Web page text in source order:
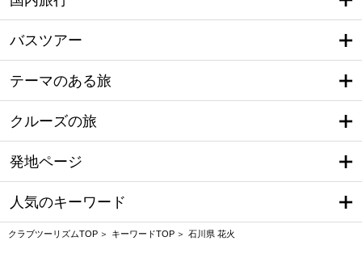
バスツアー
テーマのある旅
クルーズの旅
発地ページ
人気のキーワード
クラブツーリズムTOP キーワードTOP 石川県 花火